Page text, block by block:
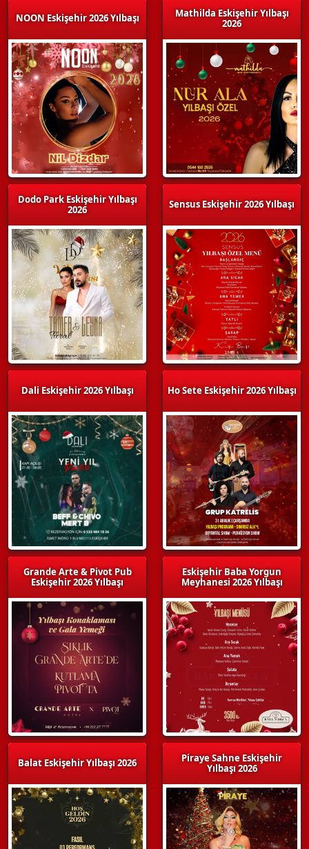
NOON Eskişehir 2026 Yılbaşı
Dodo Park Eskişehir Yılbaşı
2026
Dali Eskişehir 2026 Yılbaşı
Grande Arte & Pivot Pub
Eskişehir 2026 Yılbaşı
Balat Eskişehir Yılbaşı 2026
Mathilda Eskişehir Yılbaşı
2026
Sensus Eskişehir 2026 Yılbaşı
Ho Sete Eskişehir 2026 Yılbaşı
Eskişehir Baba Yorgun
Meyhanesi 2026 Yılbaşı
Piraye Sahne Eskişehir
Yılbaşı 2026